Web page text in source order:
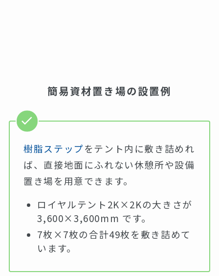
簡易資材置き場の設置例
樹脂ステップをテント内に敷き詰めれ
ば、直接地面にふれない休憩所や設備
置き場を用意できます。
ロイヤルテント2K×2Kの大きさが
3,600×3,600mm です。
7枚×7枚の合計49枚を敷き詰めて
います。